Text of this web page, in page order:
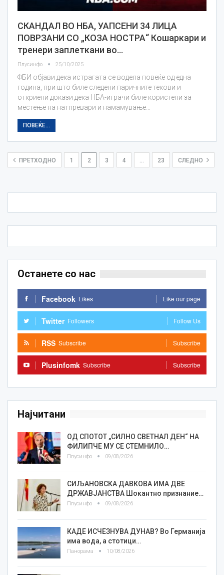
СКАНДАЛ ВО НБА, УАПСЕНИ 34 ЛИЦА
ПОВРЗАНИ СО „КОЗА НОСТРА“ Кошаркари и
тренери заплеткани во…
Плусинфо 25/10/2025
ФБИ објави дека истрагата се водела повеќе од една
година, при што биле следени паричните текови и
откриени докази дека НБА-играчи биле користени за
местење на натпревари и намамување…
ПОВЕЌЕ...
ПРЕТХОДНО 1 2 3 4 23 СЛЕДНО
Останете со нас
Facebook Likes Like our page
Twitter Followers Follow Us
RSS Subscribe Subscribe
Plusinfomk Subscribe Subscribe
Најчитани
ОД СПОТОТ „СИЛНО СВЕТНАЛ ДЕН“ НА
ФИЛИПЧЕ МУ СЕ СТЕМНИЛО…
Плусинфо 09/08/2026
СИЉАНОВСКА ДАВКОВА ИМА ДВЕ
ДРЖАВЈАНСТВА Шокантно признание…
Плусинфо 09/08/2026
КАДЕ ИСЧЕЗНУВА ДУНАВ? Во Германија
има вода, а стотици…
Панорама 10/08/2026